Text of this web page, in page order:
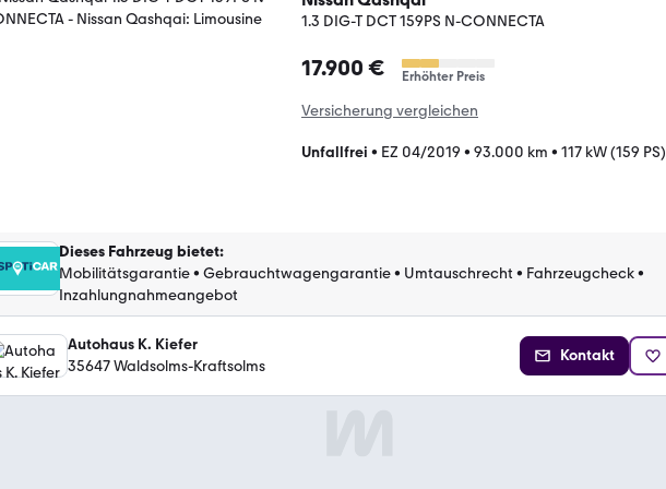
1.3 DIG-T DCT 159PS N-CONNECTA
17.900 € Erhöhter Preis
Versicherung vergleichen
Unfallfrei • EZ 04/2019 • 93.000 km • 117 kW (159 PS)
Dieses Fahrzeug bietet:
Mobilitätsgarantie• Gebrauchtwagengarantie• Umtauschrecht • Fahrzeugcheck•
Inzahlungnahmeangebot
Autohaus K. Kiefer
35647 Waldsolms-Kraftsolms
Kontakt